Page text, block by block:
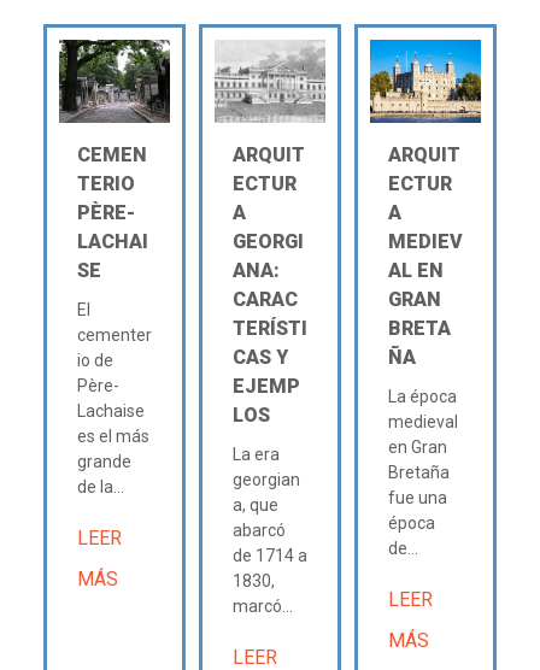
CEMEN
TERIO
PÈRE-
LACHAI
SE
El
cementer
io de
Père-
Lachaise
es el más
grande
de la...
LEER
MÁS
ARQUIT
ECTUR
A
GEORGI
ANA:
CARAC
TERÍSTI
CAS Y
EJEMP
LOS
La era
georgian
a, que
abarcó
de 1714 a
1830,
marcó...
LEER
ARQUIT
ECTUR
A
MEDIEV
AL EN
GRAN
BRETA
ÑA
La época
medieval
en Gran
Bretaña
fue una
época
de...
LEER
MÁS